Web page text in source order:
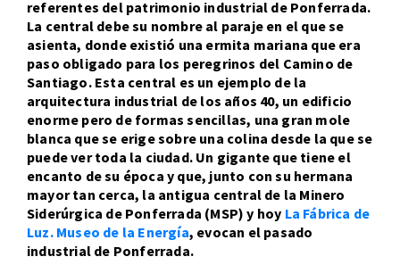
referentes del patrimonio industrial de Ponferrada.
La central debe su nombre al paraje en el que se
asienta, donde existió una ermita mariana que era
paso obligado para los peregrinos del Camino de
Santiago. Esta central es un ejemplo de la
arquitectura industrial de los años 40, un edificio
enorme pero de formas sencillas, una gran mole
blanca que se erige sobre una colina desde la que se
puede ver toda la ciudad. Un gigante que tiene el
encanto de su época y que, junto con su hermana
mayor tan cerca, la antigua central de la Minero
Siderúrgica de Ponferrada (MSP) y hoy La Fábrica de
Luz. Museo de la Energía, evocan el pasado
industrial de Ponferrada.